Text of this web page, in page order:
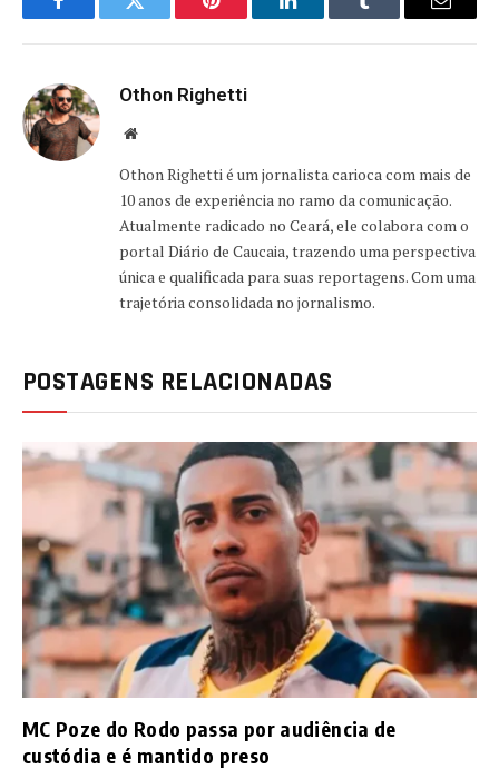
FacebookTwitter Pinterest LinkedInTumblr Email
Othon Righetti
Website
Othon Righetti é um jornalista carioca com mais de
10 anos de experiência no ramo da comunicação.
Atualmente radicado no Ceará, ele colabora com o
portal Diário de Caucaia, trazendo uma perspectiva
única e qualificada para suas reportagens. Com uma
trajetória consolidada no jornalismo.
POSTAGENS RELACIONADAS
MC Poze do Rodo passa por audiência de
custódia e é mantido preso